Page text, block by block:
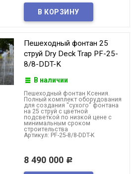
Пешеходный фонтан 25
струй Dry Deck Trap PF-25-
8/8-DDT-K
В наличии
Пешеходный фонтан Ксения.
Полный комплект оборудования
для создания "сухого" фонтана
на 25 струй с цветной
подсветкой по низкой цене с
минимальным сроком
строительства
Артикул: PF-25-8/8-DDT-K
8 490 000 Р